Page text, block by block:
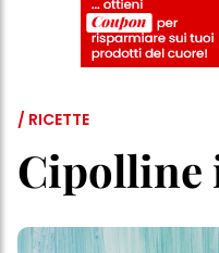
/ RICETTE
Cipolline